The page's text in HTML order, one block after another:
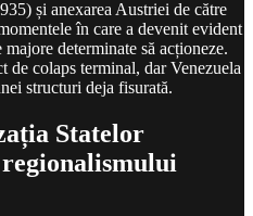
și anexarea Austriei de către
în care a devenit evident
determinate să acționeze.
colaps terminal, dar Venezuela
structuri deja fisurată.
Statelor